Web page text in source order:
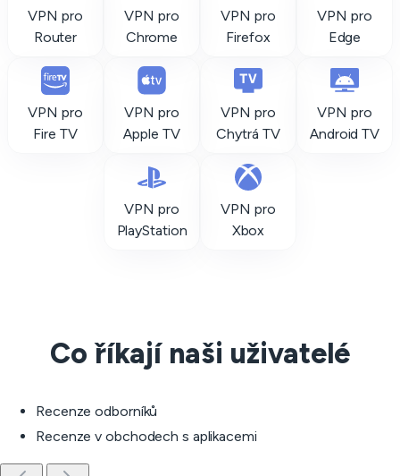
VPN pro
Router
VPN pro
Chrome
VPN pro
Firefox
VPN pro
Edge
VPN pro
Fire TV
VPN pro
Apple TV
VPN pro
Chytrá TV
VPN pro
Android TV
VPN pro
PlayStation
VPN pro
Xbox
Co říkají naši uživatelé
Recenze odborníků
Recenze v obchodech s aplikacemi